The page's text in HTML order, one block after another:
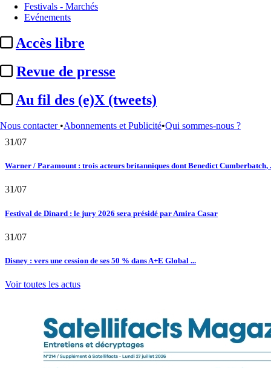
Festivals - Marchés
Evénements
Accès libre
Revue de presse
Au fil des (e)X (tweets)
Nous contacter •Abonnements et Publicité•Qui sommes-nous ?
Satellifacts : pause d'été
02/08
"L'Odyssée" : à Montpellier, le seul cinéma de France à ...
01/08
31/07
Warner / Paramount : trois acteurs britanniques dont Benedict Cumberbatch,
31/07
Festival de Dinard : le jury 2026 sera présidé par Amira Casar
31/07
Disney : vers une cession de ses 50 % dans A+E Global ...
Voir toutes les actus